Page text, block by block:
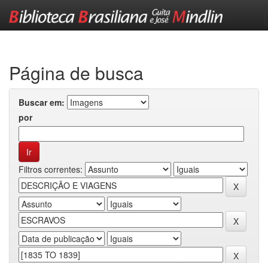
Página de busca
Buscar em:
por
Filtros correntes: